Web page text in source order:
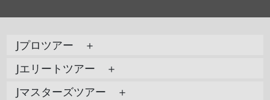
Jプロツアー ＋
Jエリートツアー ＋
Jマスターズツアー ＋